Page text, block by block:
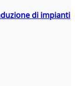
di impianti